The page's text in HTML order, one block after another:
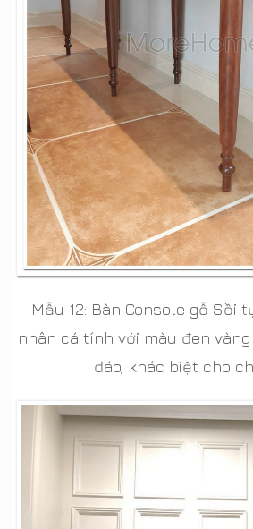
Mẫu 12: Bàn Console gỗ Sồi
nhân cá tính với màu đen
đáo, khác biệt cho